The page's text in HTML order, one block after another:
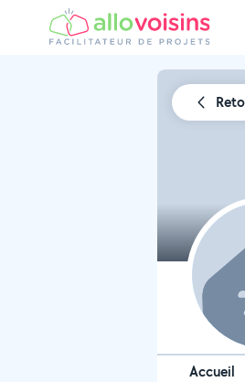
Accueil